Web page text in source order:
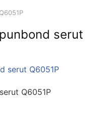
serut
Q6051P